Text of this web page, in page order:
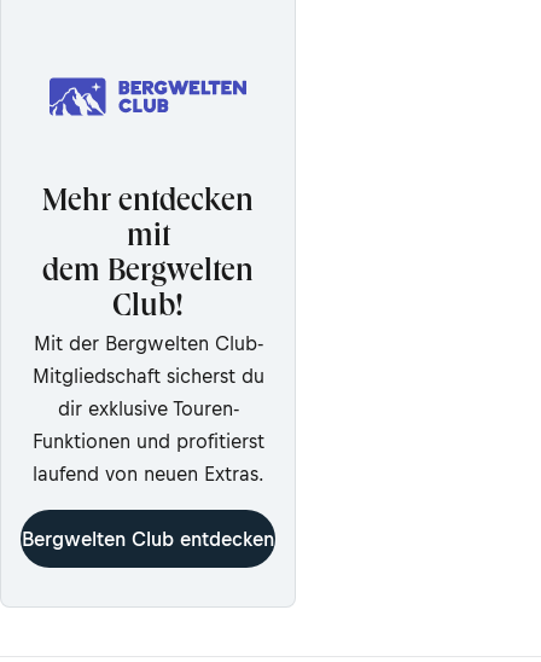
Mehr entdecken
mit
dem Bergwelten
Club!
Mit der Bergwelten Club-
Mitgliedschaft sicherst du
dir exklusive Touren-
Funktionen und profitierst
laufend von neuen Extras.
Bergwelten Club entdecken